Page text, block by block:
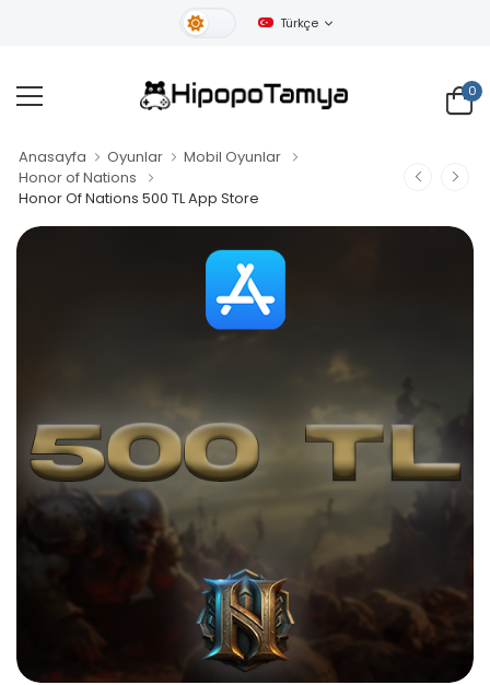
Gündüz Tema
Türkçe
0
Anasayfa Oyunlar
Mobil Oyunlar
Honor of Nations
Honor Of Nations 500 TL App Store